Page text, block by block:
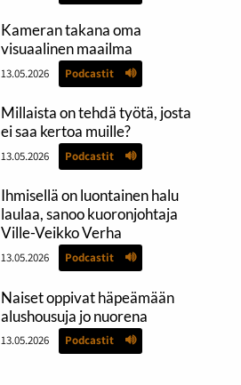
Kameran takana oma
visuaalinen maailma
13.05.2026 Podcastit
Millaista on tehdä työtä, josta
ei saa kertoa muille?
13.05.2026 Podcastit
Ihmisellä on luontainen halu
laulaa, sanoo kuoronjohtaja
Ville-Veikko Verha
13.05.2026 Podcastit
Naiset oppivat häpeämään
alushousuja jo nuorena
13.05.2026 Podcastit